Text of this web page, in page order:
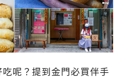
呢？提到金門必買伴手